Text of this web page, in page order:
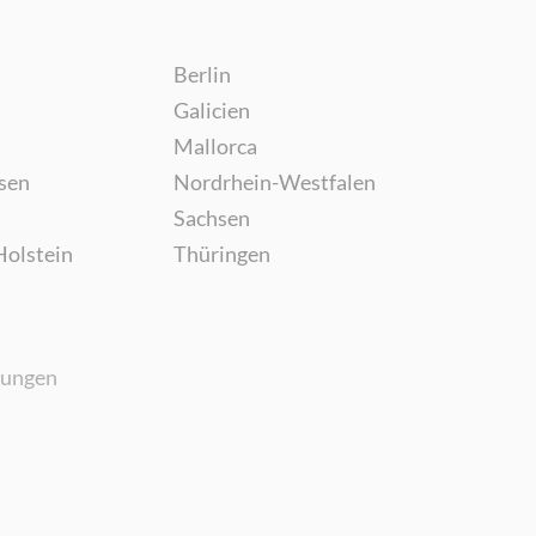
Berlin
Galicien
Mallorca
Nordrhein-Westfalen
Sachsen
Thüringen